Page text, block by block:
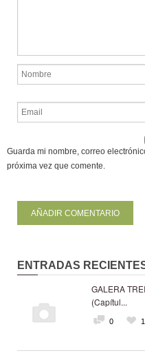
Guarda mi nombre, correo
próxima vez que comente.
ENTRADAS
GALERA
(Capítul...
0 1